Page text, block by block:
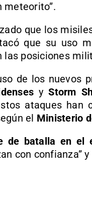
meteorito”.
que los
que su uso
las posiciones
de los nuevos
yStorm
ataques han
el Ministerio
de batalla en el
con confianza”